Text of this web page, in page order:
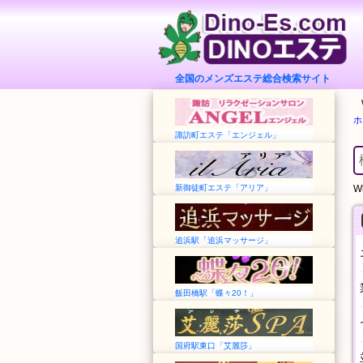
全国のメンズエステ総合検索サイト
諏訪町エステ「エンジェル」
新御徒町エステ「アリア」
追浜駅「追浜マッサージ」
飯田橋駅「蝶々20！」
国府駅東口「艾麗莎」